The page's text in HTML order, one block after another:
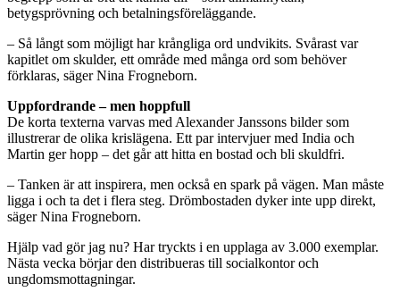
betygsprövning och betalningsföreläggande.
– Så långt som möjligt har krångliga ord undvikits. Svårast var
kapitlet om skulder, ett område med många ord som behöver
förklaras, säger Nina Frogneborn.
Uppfordrande – men hoppfull
De korta texterna varvas med Alexander Janssons bilder som
illustrerar de olika krislägena. Ett par intervjuer med India och
Martin ger hopp – det går att hitta en bostad och bli skuldfri.
– Tanken är att inspirera, men också en spark på vägen. Man måste
ligga i och ta det i flera steg. Drömbostaden dyker inte upp direkt,
säger Nina Frogneborn.
Hjälp vad gör jag nu? Har tryckts i en upplaga av 3.000 exemplar.
Nästa vecka börjar den distribueras till socialkontor och
ungdomsmottagningar.